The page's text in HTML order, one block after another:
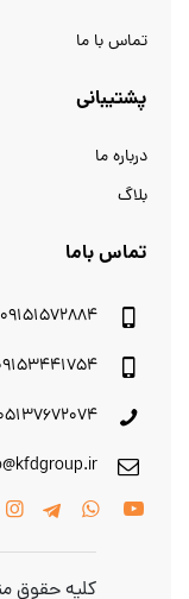
تماس با ما
پشتیبانی
درباره ما
بلاگ
تماس باما
09151572884
کلیه حقوق